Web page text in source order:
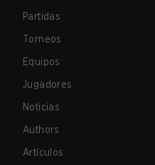
Partidas
Torneos
Equipos
Jugadores
Noticias
Authors
Artículos